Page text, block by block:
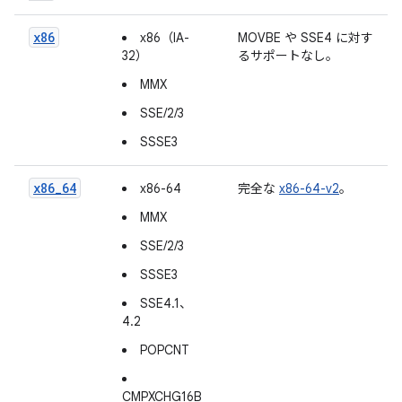
x86
x86（IA-
32）
MMX
SSE/2/3
SSSE3
MOVBE や SSE4 に対す
るサポートなし。
x86_64
x86-64
MMX
SSE/2/3
SSSE3
SSE4.1、
4.2
POPCNT
CMPXCHG16B
完全な x86-64-v2。